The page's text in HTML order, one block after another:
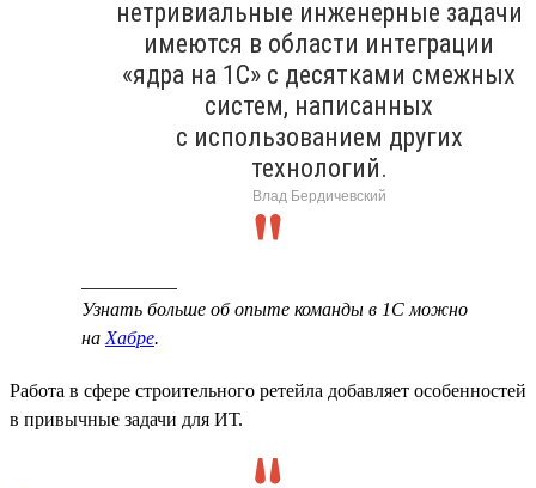
нетривиальные инженерные задачи
имеются в области интеграции
«ядра на 1С» с десятками смежных
систем, написанных
с использованием других
технологий.
Влад Бердичевский
Узнать больше об опыте команды в 1С можно
на Хабре.
Работа в сфере строительного ретейла добавляет особенностей
в привычные задачи для ИТ.